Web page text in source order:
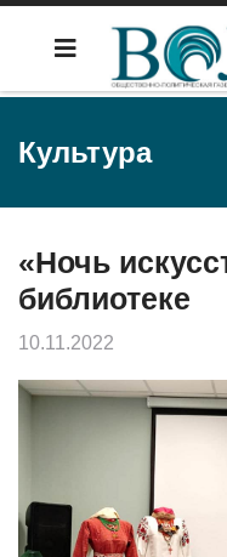
Культура
«Ночь
библиотеке
10.11.2022